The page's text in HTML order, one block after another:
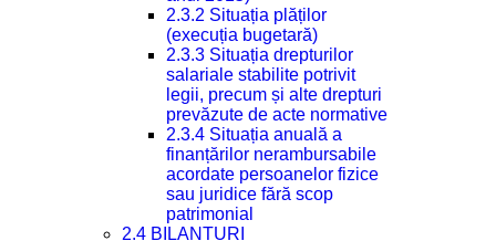
2.3.2 Situația plăților
(execuția bugetară)
2.3.3 Situația drepturilor
salariale stabilite potrivit
legii, precum și alte drepturi
prevăzute de acte normative
2.3.4 Situația anuală a
finanțărilor nerambursabile
acordate persoanelor fizice
sau juridice fără scop
patrimonial
2.4 BILANȚURI